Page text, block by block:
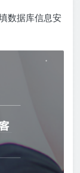
数据库信息安